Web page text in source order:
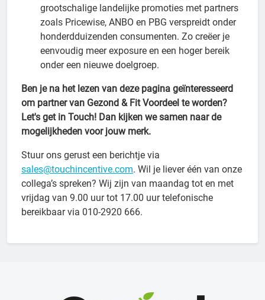
grootschalige landelijke promoties met partners
zoals Pricewise, ANBO en PBG verspreidt onder
honderdduizenden consumenten. Zo creëer je
eenvoudig meer exposure en een hoger bereik
onder een nieuwe doelgroep.
Ben je na het lezen van deze pagina geïnteresseerd
om partner van Gezond & Fit Voordeel te worden?
Let's get in Touch! Dan kijken we samen naar de
mogelijkheden voor jouw merk.
Stuur ons gerust een berichtje via
sales@touchincentive.com. Wil je liever één van onze
collega’s spreken? Wij zijn van maandag tot en met
vrijdag van 9.00 uur tot 17.00 uur telefonische
bereikbaar via 010-2920 666.